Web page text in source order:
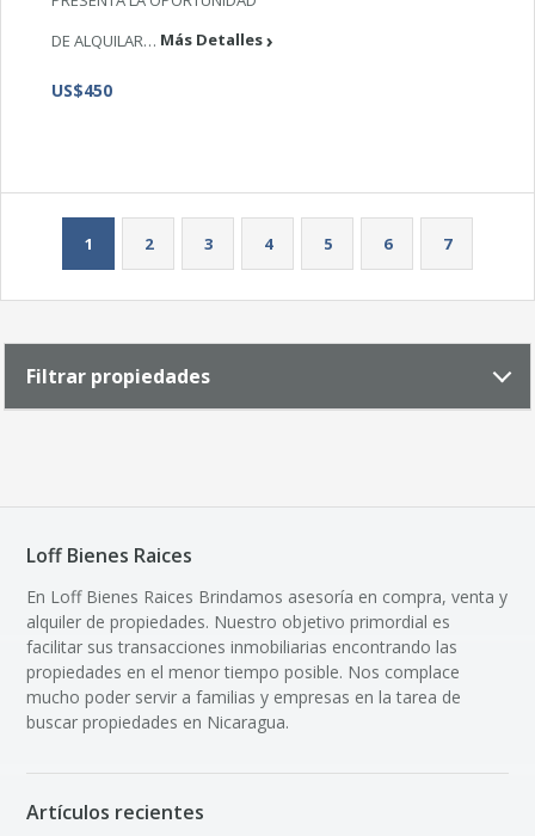
DE ALQUILAR… Más Detalles
US$450
1 2 3 4 5 6 7
Filtrar propiedades
Loff Bienes Raices
En Loff Bienes Raices Brindamos asesoría en compra, venta y
alquiler de propiedades. Nuestro objetivo primordial es
facilitar sus transacciones inmobiliarias encontrando las
propiedades en el menor tiempo posible. Nos complace
mucho poder servir a familias y empresas en la tarea de
buscar propiedades en Nicaragua.
Artículos recientes